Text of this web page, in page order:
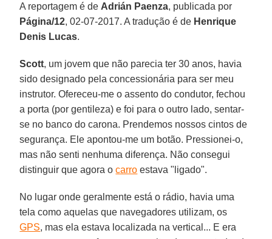
A reportagem é de Adrián Paenza, publicada por
Página/12, 02-07-2017. A tradução é de Henrique
Denis Lucas.
Scott, um jovem que não parecia ter 30 anos, havia
sido designado pela concessionária para ser meu
instrutor. Ofereceu-me o assento do condutor, fechou
a porta (por gentileza) e foi para o outro lado, sentar-
se no banco do carona. Prendemos nossos cintos de
segurança. Ele apontou-me um botão. Pressionei-o,
mas não senti nenhuma diferença. Não consegui
distinguir que agora ocarro estava "ligado".
No lugar onde geralmente está o rádio, havia uma
tela como aquelas que navegadores utilizam, os
GPS, mas ela estava localizada na vertical... E era